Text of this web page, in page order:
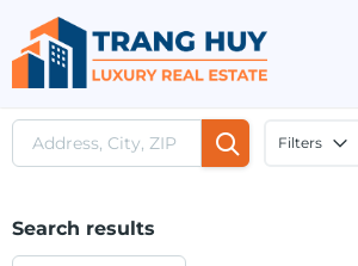
Filters
Search results